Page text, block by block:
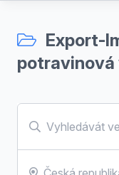
Export-
potravinová